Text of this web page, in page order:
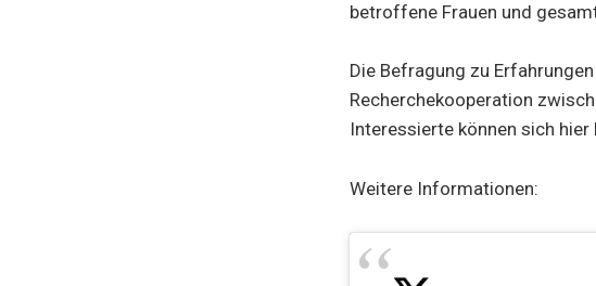
betroffene Frauen und
Die Befragung zu
Recherchekooperation
Interessierte können sich hier
Weitere Informationen: